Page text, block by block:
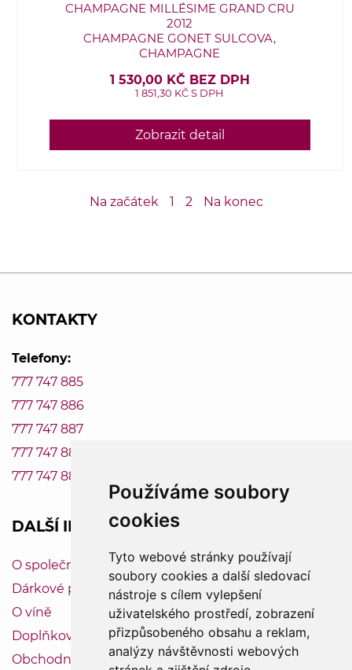
Používáme soubory
cookies
Tyto webové stránky používají
soubory cookies a další sledovací
nástroje s cílem vylepšení
uživatelského prostředí, zobrazení
přizpůsobeného obsahu a reklam,
analýzy návštěvnosti webových
CHAMPAGNE MILLÉSIME GRAND CRU
2012
CHAMPAGNE GONET SULCOVA,
CHAMPAGNE
1 530,00 KČ BEZ DPH
1 851,30 KČ S DPH
Zobrazit detail
Na začátek 1 2 Na konec
KONTAKTY
Telefony:
777 747 885
777 747 886
777 747 887
777 747 888
777 747 889
DALŠÍ INFORMACE
O společnosti Vinum-Bonum
Dárkové poukazy
O víně
Doplňkový servis
Obchodní podmínky